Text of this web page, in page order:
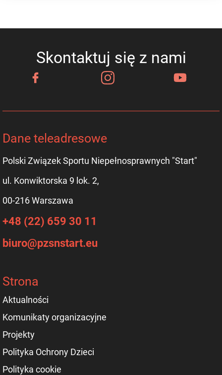
Skontaktuj się z nami
Dane teleadresowe
Polski Związek Sportu Niepełnosprawnych "Start"
ul. Konwiktorska 9 lok. 2,
00-216 Warszawa
+48 (22) 659 30 11
biuro@pzsnstart.eu
Strona
Aktualności
Komunikaty organizacyjne
Projekty
Polityka Ochrony Dzieci
Polityka cookie